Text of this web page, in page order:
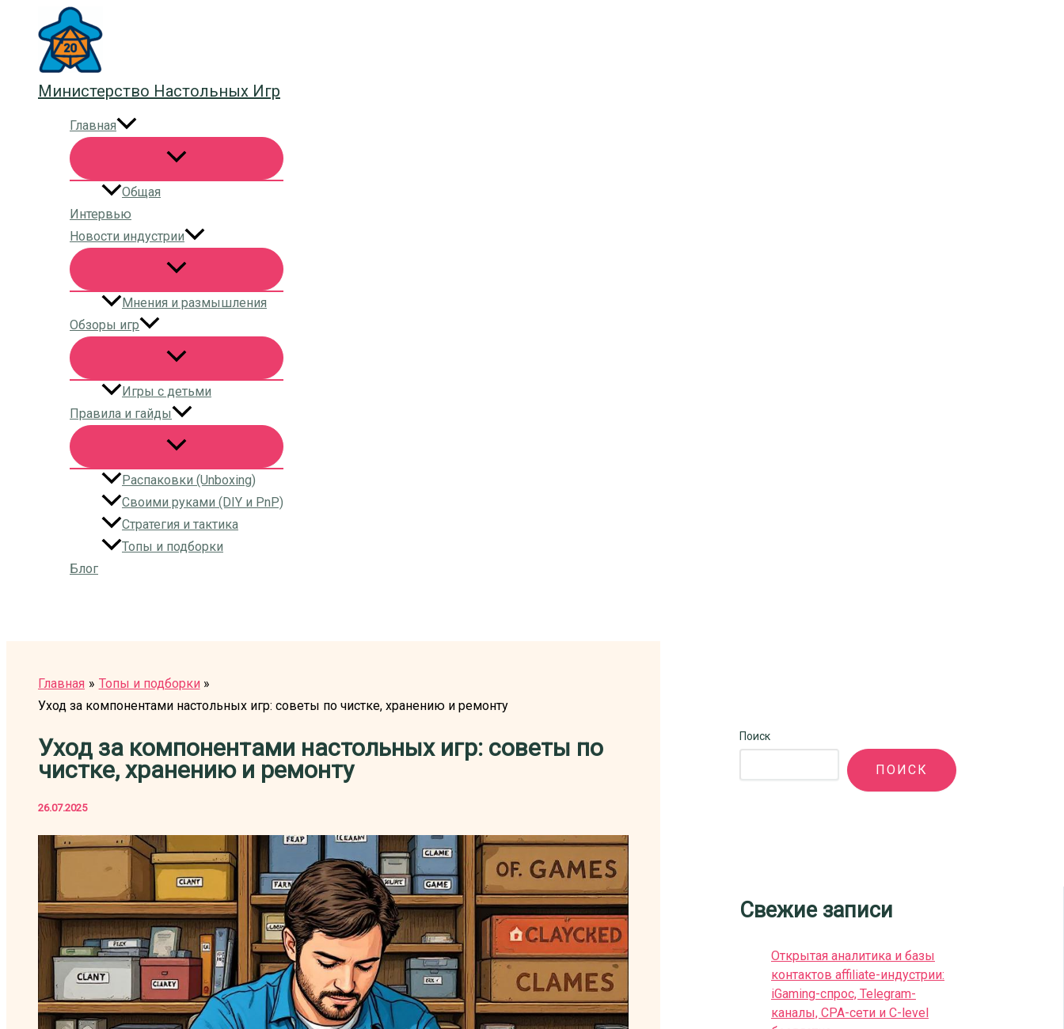
содержимому
Министерство Настольных Игр
Главная
Общая
Интервью
Новости индустрии
Мнения и размышления
Обзоры игр
Игры с детьми
Правила и гайды
Распаковки (Unboxing)
Своими руками (DIY и PnP)
Стратегия и тактика
Топы и подборки
Блог
Главная
Топы и подборки
Уход за компонентами настольных игр: советы по чистке, хранению и ремонту
Уход за компонентами настольных игр: советы по
чистке, хранению и ремонту
26.07.2025
Поиск
ПОИСК
Свежие записи
Открытая аналитика и базы
контактов affiliate-индустрии:
iGaming-спрос, Telegram-
каналы, CPA-сети и C-level